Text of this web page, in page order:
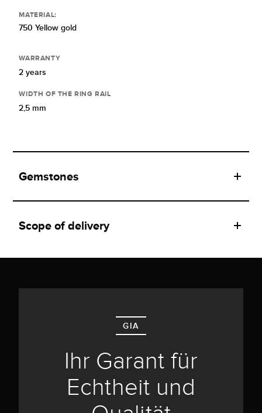
MATERIAL:
750 Yellow gold
WARRANTY
2 years
WIDTH OF THE RING RAIL
2,5 mm
Gemstones
Scope of delivery
GIA
Ihr Garant für
Echtheit und